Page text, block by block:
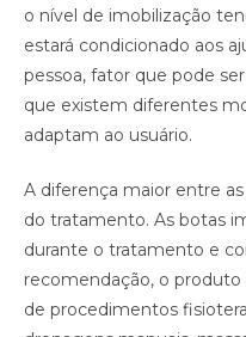
o nível de imobilização
estará condicionado aos
pessoa, fator que pode
que existem diferentes
adaptam ao usuário.
A diferença maior entre
do tratamento. As botas
durante o tratamento e
recomendação, o produto
de procedimentos